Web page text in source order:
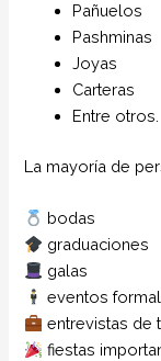
Pañuelos
Pashminas
Joyas
Carteras
Entre otros.
La mayoría de
bodas
graduaciones
galas
eventos
entrevistas de
fiestas